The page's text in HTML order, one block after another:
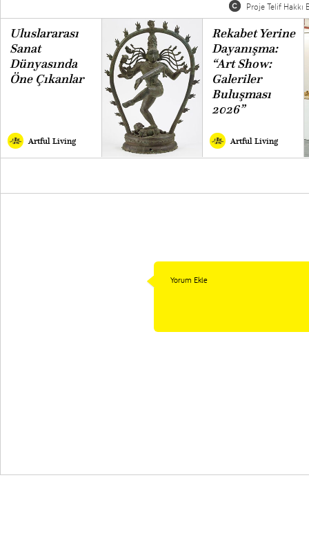
Proje Telif Hakkı
Uluslararası
Sanat
Dünyasında
Öne Çıkanlar
Artful Living
Rekabet Yerine
Dayanışma:
“Art Show:
Galeriler
Buluşması
2026”
Artful Living